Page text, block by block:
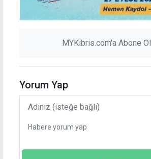
MYKibris.com'a Abone Ol
Yorum Yap